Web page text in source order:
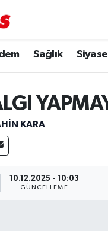
Sağlık
KARA
10.12.2025 - 10:03
GÜNCELLEME
dakika
ve Fikstür